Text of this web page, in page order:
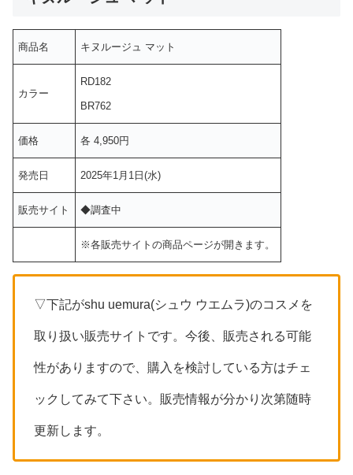
商品名 キヌルージュ マット
カラー
RD182
BR762
価格 各 4,950円
発売日 2025年1月1日(水)
販売サイト ◆調査中
※各販売サイトの商品ページが開きます。
▽下記がshu uemura(シュウ ウエムラ)のコスメを
取り扱い販売サイトです。今後、販売される可能
性がありますので、購入を検討している方はチェ
ックしてみて下さい。販売情報が分かり次第随時
更新します。